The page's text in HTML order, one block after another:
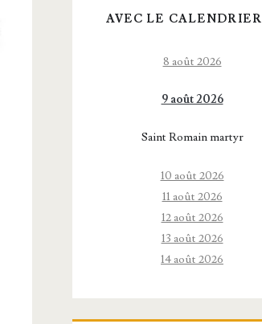
AVEC LE CALENDRIER
8 août 2026
9 août 2026
Saint Romain martyr
10 août 2026
11 août 2026
12 août 2026
13 août 2026
14 août 2026